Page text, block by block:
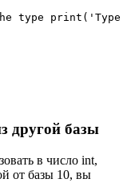
type
другой базы
в число int,
от базы 10, вы